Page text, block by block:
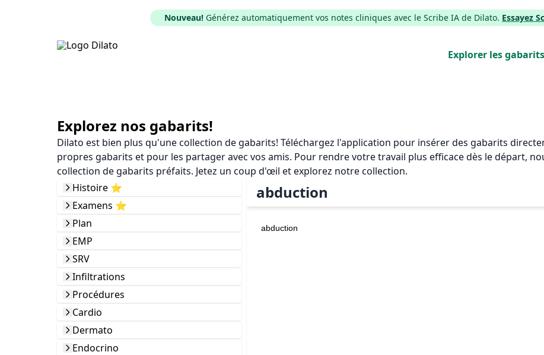
Nouveau! Générez automatiquement vos notes cliniques avec le Scribe IA de Dilato. Essayez
Explorer les gabarits
Explorez nos gabarits!
Dilato est bien plus qu'une collection de gabarits! Téléchargez l'application pour insérer des gabarits
propres gabarits et pour les partager avec vos amis. Pour rendre votre travail plus efficace dès le départ,
collection de gabarits préfaits. Jetez un coup d'œil et explorez notre collection.
Histoire ⭐️
Examens ⭐️
Plan
EMP
SRV
Infiltrations
Procédures
Cardio
Dermato
Endocrino
abduction
abduction